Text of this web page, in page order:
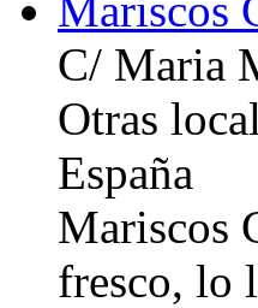
C/ Maria
Otras
España
Mariscos
fresco, lo